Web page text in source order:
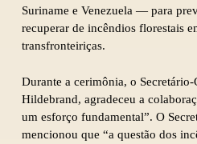
Suriname e Venezuela — para
recuperar de incêndios florestais
transfronteiriças.
Durante a cerimônia, o
Hildebrand, agradeceu a
um esforço fundamental”. O
mencionou que “a questão dos